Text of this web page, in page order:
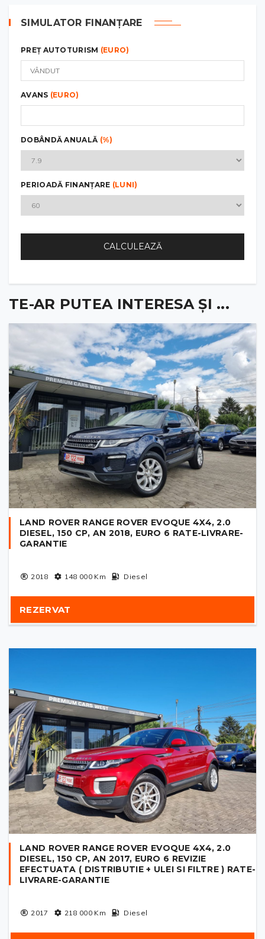
SIMULATOR FINANȚARE
PREȚ AUTOTURISM (EURO)
AVANS (EURO)
DOBÂNDĂ ANUALĂ (%)
PERIOADĂ FINANȚARE (LUNI)
CALCULEAZĂ
TE-AR PUTEA INTERESA ȘI ...
LAND ROVER RANGE ROVER EVOQUE 4X4, 2.0
DIESEL, 150 CP, AN 2018, EURO 6 RATE-LIVRARE-
GARANTIE
2018 148 000Km Diesel
REZERVAT
LAND ROVER RANGE ROVER EVOQUE 4X4, 2.0
DIESEL, 150 CP, AN 2017, EURO 6 REVIZIE
EFECTUATA ( DISTRIBUTIE + ULEI SI FILTRE ) RATE-
LIVRARE-GARANTIE
2017 218 000Km Diesel